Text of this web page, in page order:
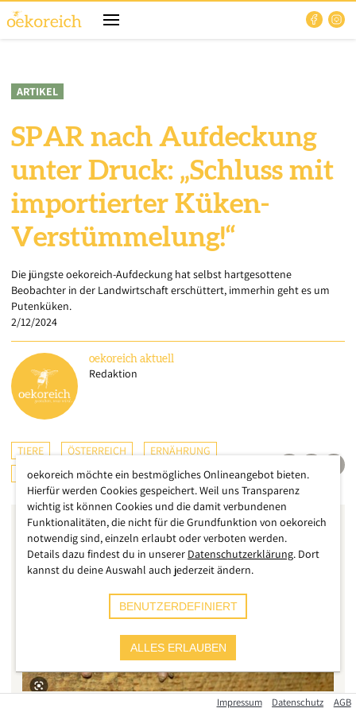
ARTIKEL
SPAR nach Aufdeckung
unter Druck: „Schluss mit
importierter Küken-
Verstümmelung!“
Die jüngste oekoreich-Aufdeckung hat selbst hartgesottene
Beobachter in der Landwirtschaft erschüttert, immerhin geht es um
Putenküken.
2/12/2024
oekoreich aktuell
Redaktion
TIERE ÖSTERREICH
ERNÄHRUNG
LANDWIRTSCHAFT
CHECKS & TESTS
Impressum Datenschutz AGB
oekoreich möchte ein bestmögliches Onlineangebot bieten.
Hierfür werden Cookies gespeichert. Weil uns Transparenz
wichtig ist können Cookies und die damit verbundenen
Funktionalitäten, die nicht für die Grundfunktion von oekoreich
notwendig sind, einzeln erlaubt oder verboten werden.
Details dazu findest du in unserer Datenschutzerklärung. Dort
kannst du deine Auswahl auch jederzeit ändern.
BENUTZERDEFINIERT
ALLES ERLAUBEN